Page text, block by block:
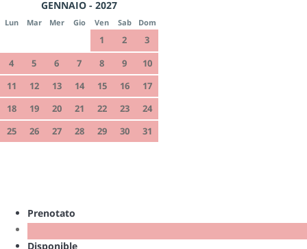
GENNAIO - 2027
Lun Mar Mer Gio Ven Sab Dom
1 2
3
4
5 6 7 8 9
10
11
12 13 14 15 16
17
18
19 20 21 22 23
24
25
26 27 28 29 30 31
Prenotato
Disponible